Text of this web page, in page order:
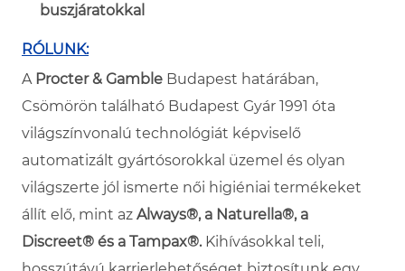
buszjáratokkal
RÓLUNK:
A Procter & Gamble Budapest határában,
Csömörön található Budapest Gyár 1991 óta
világszínvonalú technológiát képviselő
automatizált gyártósorokkal üzemel és olyan
világszerte jól ismerte női higiéniai termékeket
állít elő, mint az Always®, a Naturella®, a
Discreet® és a Tampax®. Kihívásokkal teli,